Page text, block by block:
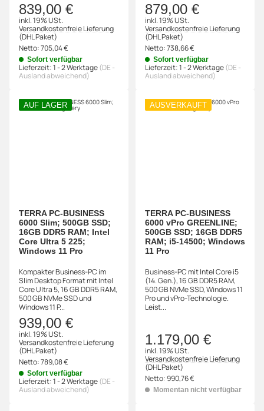
839,00 €
inkl. 19% USt.
Versandkostenfreie Lieferung
(DHL Paket)
Netto:705,04 €
Sofort verfügbar
Lieferzeit:1 - 2 Werktage(DE -
Ausland abweichend)
879,00 €
inkl. 19% USt.
Versandkostenfreie Lieferung
(DHL Paket)
Netto:738,66 €
Sofort verfügbar
Lieferzeit:1 - 2 Werktage(DE -
Ausland abweichend)
AUF LAGER
TERRA PC-BUSINESS
6000 Slim; 500GB SSD;
16GB DDR5 RAM; Intel
Core Ultra 5 225;
Windows 11 Pro
Kompakter Business-PC im
Slim Desktop Format mit Intel
Core Ultra 5, 16 GB DDR5 RAM,
500 GB NVMe SSD und
Windows 11 P...
939,00 €
inkl. 19% USt.
Versandkostenfreie Lieferung
(DHL Paket)
Netto:789,08 €
Sofort verfügbar
Lieferzeit:1 - 2 Werktage(DE -
Ausland abweichend)
AUSVERKAUFT
TERRA PC-BUSINESS
6000 vPro GREENLINE;
500GB SSD; 16GB DDR5
RAM; i5-14500; Windows
11 Pro
Business-PC mit Intel Core i5
(14. Gen.), 16 GB DDR5 RAM,
500 GB NVMe SSD, Windows 11
Pro und vPro-Technologie.
Leist...
1.179,00 €
inkl. 19% USt.
Versandkostenfreie Lieferung
(DHL Paket)
Netto:990,76 €
Momentan nicht verfügbar